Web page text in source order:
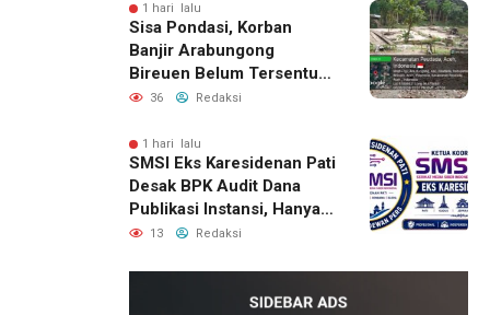
1 hari lalu
Sisa Pondasi, Korban
Banjir Arabungong
Bireuen Belum Tersentuh
Bantuan Pascabencana
36 Redaksi
1 hari lalu
SMSI Eks Karesidenan Pati
Desak BPK Audit Dana
Publikasi Instansi, Hanya
untuk Perusahaan Pers
13 Redaksi